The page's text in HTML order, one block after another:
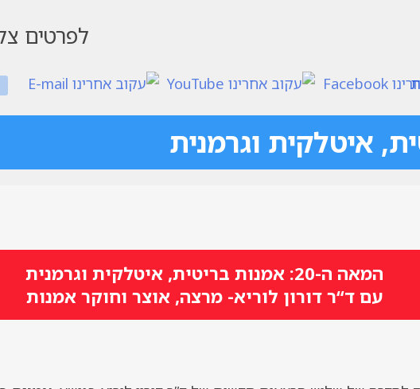
לפרטים
איטלקית וגרמנית
המאה ה-20: אמנות בריטית, איטלקית וגרמנית
עם ד“ר דורון לוריא- מרצה, אוצר וחוקר אמנות